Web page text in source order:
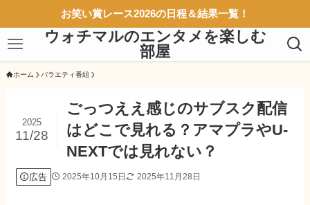
お笑い賞レース2026の日程＆結果一覧！
ウォチマルのエンタメを楽しむ
部屋
ホーム バラエティ番組
ごっつええ感じのサブスク配信
はどこで見れる？アマプラやU-
NEXTでは見れない？
2025
11/28
広告 2025年10月15日 2025年11月28日